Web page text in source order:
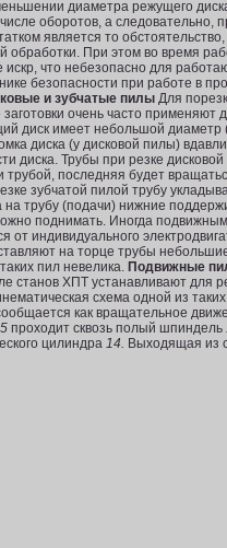
диаметра режущего
оборотов, а
является то
обработки. При этом во время
искр, что небезопасно для
безопасности при работе в
и зубчатые пилы Для
очень часто
диск имеет небольшой
диска (у дисковой пилы)
диска. Трубы при резке
последняя будет
зубчатой пилой трубу
на трубу (подачи) нижние
поднимать. Иногда
от индивидуального
на торце трубы
пил невелика. Подвижные
станов ХПТ устанавливают для
схема одной из
как вращательное
проходит сквозь полый шпиндель
цилиндра 14. Выходящая из